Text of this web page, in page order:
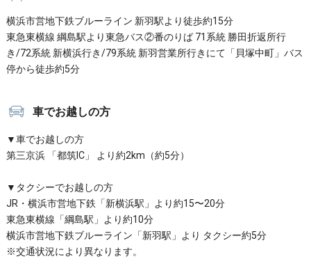
横浜市営地下鉄ブルーライン 新羽駅より徒歩約15分
東急東横線 綱島駅より東急バス②番のりば 71系統 勝田折返所行
き/72系統 新横浜行き/79系統 新羽営業所行きにて「貝塚中町」バス
停から徒歩約5分
車でお越しの方
▼車でお越しの方
第三京浜 「都筑IC」 より約2km（約5分）
▼タクシーでお越しの方
JR・横浜市営地下鉄「新横浜駅」より約15〜20分
東急東横線「綱島駅」より約10分
横浜市営地下鉄ブルーライン「新羽駅」より タクシー約5分
※交通状況により異なります。